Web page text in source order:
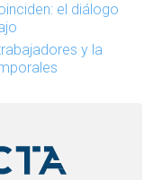
el diálogo
y la